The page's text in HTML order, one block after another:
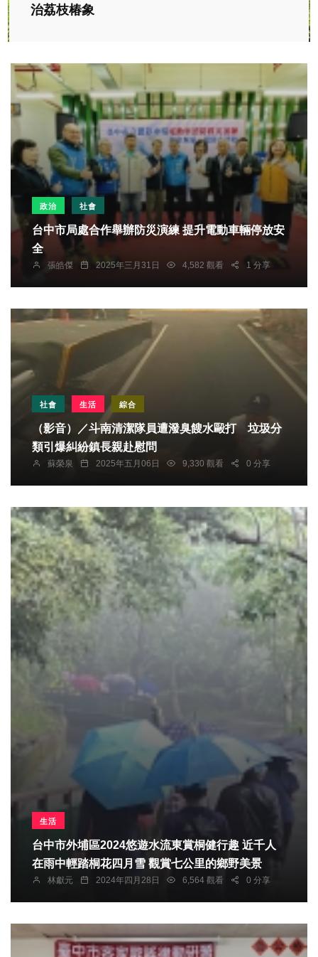
治荔枝椿象
政治 社會
台中市局處合作舉辦防災演練 提升電動車輛停放安
全
張皓傑 2025年三月31日 4,582 觀看 1 分享
社會 生活 綜合
（影音）／斗南清潔隊員遭潑臭餿水毆打 垃圾分
類引爆糾紛鎮長親赴慰問
蘇榮泉 2025年五月06日 9,330 觀看 0 分享
生活
台中市外埔區2024悠遊水流東賞桐健行趣 近千人
在雨中輕踏桐花四月雪 觀賞七公里的鄉野美景
林獻元 2024年四月28日 6,564 觀看 0 分享